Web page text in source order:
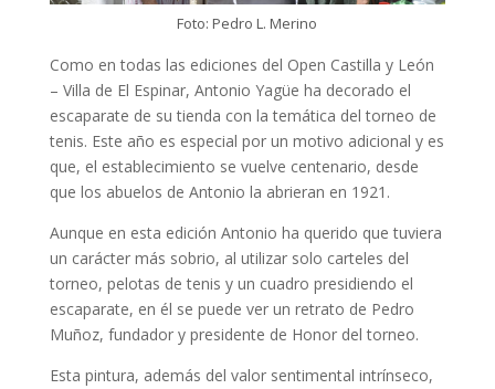
Foto: Pedro L. Merino
Como en todas las ediciones del Open Castilla y León
– Villa de El Espinar, Antonio Yagüe ha decorado el
escaparate de su tienda con la temática del torneo de
tenis. Este año es especial por un motivo adicional y es
que, el establecimiento se vuelve centenario, desde
que los abuelos de Antonio la abrieran en 1921.
Aunque en esta edición Antonio ha querido que tuviera
un carácter más sobrio, al utilizar solo carteles del
torneo, pelotas de tenis y un cuadro presidiendo el
escaparate, en él se puede ver un retrato de Pedro
Muñoz, fundador y presidente de Honor del torneo.
Esta pintura, además del valor sentimental intrínseco,